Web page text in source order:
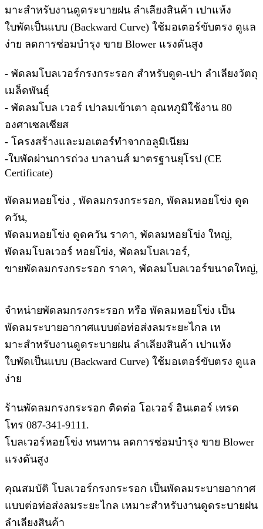
มาะสําหรับงานดูดระบายฝน ลําเลียงสินค้า เปาแห้ง
ใบพัดเป็นแบบ (Backward Curve) ใช้มอเตอร์ขับตรง ดูแล
ง่าย ลดการซ่อมบํารุง ขาย Blower แรงดันสูง
- พัดลมโบลเวอร์กรงกระรอก สําหรับดูด-เปา ลําเลียงวัตถุ
เมล็ดพันธุ์
- พัดลมโบล เวอร์ เปาลมเข้าเตา อุณหภูมิใช้งาน 80
องศาเซลเซียส
- โครงสร้างและมอเตอร์ทําจากอลูมิเนียม
-ใบพัดผ่านการถ่วง บาลานส์ มาตรฐานยุโรป (CE
Certificate)
พัดลมหอยโข่ง , พัดลมกรงกระรอก, พัดลมหอยโข่ง ดูด
ควัน,
พัดลมหอยโข่ง ดูดควัน ราคา, พัดลมหอยโข่ง ใหญ่,
พัดลมโบลเวอร์ หอยโข่ง, พัดลมโบลเวอร์,
ขายพัดลมกรงกระรอก ราคา, พัดลมโบลเวอร์ขนาดใหญ่,
จำหน่ายพัดลมกรงกระรอก หรือ พัดลมหอยโข่ง เป็น
พัดลมระบายอากาศแบบต่อท่อส่งลมระยะไกล เห
มาะสําหรับงานดูดระบายฝน ลําเลียงสินค้า เปาแห้ง
ใบพัดเป็นแบบ (Backward Curve) ใช้มอเตอร์ขับตรง ดูแล
ง่าย
ร้านพัดลมกรงกระรอก ติดต่อ โอเวอร์ อินเตอร์ เทรด
โทร 087-341-9111.
โบลเวอร์หอยโข่ง ทนทาน ลดการซ่อมบํารุง ขาย Blower
แรงดันสูง
คุณสมบัติ โบลเวอร์กรงกระรอก เป็นพัดลมระบายอากาศ
แบบต่อท่อส่งลมระยะไกล เหมาะสําหรับงานดูดระบายฝน
ลําเลียงสินค้า